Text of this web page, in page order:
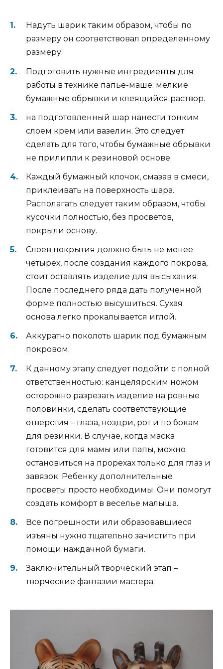
Надуть шарик таким образом, чтобы по
размеру он соответствовал определенному
размеру.
Подготовить нужные ингредиенты для
работы в технике папье-маше: мелкие
бумажные обрывки и клеящийся раствор.
на подготовленный шар нанести тонким
слоем крем или вазелин. Это следует
сделать для того, чтобы бумажные обрывки
не прилипли к резиновой основе.
Каждый бумажный клочок, смазав в смеси,
приклеивать на поверхность шара.
Располагать следует таким образом, чтобы
кусочки полностью, без просветов,
покрыли основу.
Слоев покрытия должно быть не менее
четырех, после создания каждого покрова,
стоит оставлять изделие для высыхания.
После последнего ряда дать полученной
форме полностью высушиться. Сухая
основа легко прокалывается иглой.
Аккуратно поколоть шарик под бумажным
покровом.
К данному этапу следует подойти с полной
ответственностью: канцелярским ножом
осторожно разрезать изделие на ровные
половинки, сделать соответствующие
отверстия – глаза, ноздри, рот и по бокам
для резинки. В случае, когда маска
готовится для мамы или папы, можно
остановиться на прорехах только для глаз и
завязок. Ребенку дополнительные
просветы просто необходимы. Они помогут
создать комфорт в веселье малыша.
Все погрешности или образовавшиеся
изъяны нужно тщательно зачистить при
помощи наждачной бумаги.
Заключительный творческий этап –
творческие фантазии мастера.